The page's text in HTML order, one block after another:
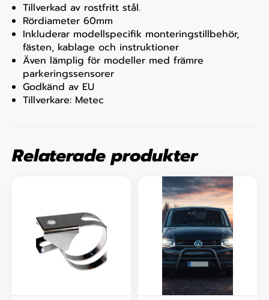
Tillverkad av rostfritt stål.
Rördiameter 60mm
Inkluderar modellspecifik monteringstillbehör,
fästen, kablage och instruktioner
Även lämplig för modeller med främre
parkeringssensorer
Godkänd av EU
Tillverkare: Metec
Relaterade produkter